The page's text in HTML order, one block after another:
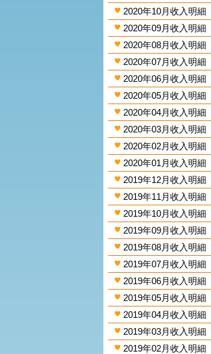
2020年10月收入明細
2020年09月收入明細
2020年08月收入明細
2020年07月收入明細
2020年06月收入明細
2020年05月收入明細
2020年04月收入明細
2020年03月收入明細
2020年02月收入明細
2020年01月收入明細
2019年12月收入明細
2019年11月收入明細
2019年10月收入明細
2019年09月收入明細
2019年08月收入明細
2019年07月收入明細
2019年06月收入明細
2019年05月收入明細
2019年04月收入明細
2019年03月收入明細
2019年02月收入明細